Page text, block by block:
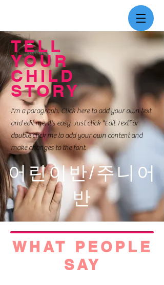
TELL
YOUR
CHILD
STORY
I'm a paragraph. Click here to add your own text
and edit me. It’s easy. Just click “Edit Text” or
double click me to add your own content and
make changes to the font.
​어린이반/주니어
반
WHAT PEOPLE
SAY